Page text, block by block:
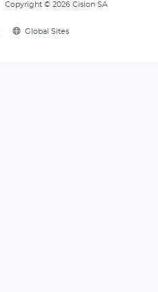
Copyright © 2026 Cision SA
Global Sites